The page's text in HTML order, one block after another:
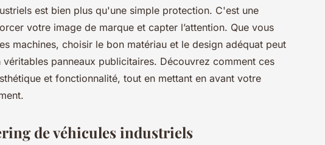
:
est bien plus qu'une simple protection. C'est une
votre image de marque et capter l’attention. Que vous
machines, choisir le bon matériau et le design adéquat peut
panneaux publicitaires. Découvrez comment ces
et fonctionnalité, tout en mettant en avant votre
de véhicules industriels